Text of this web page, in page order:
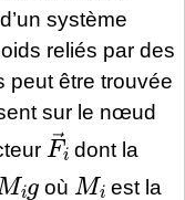
système
reliés par des
peut être trouvée
sur le nœud
Fi →
dont la
Mi
où
Mi
est la